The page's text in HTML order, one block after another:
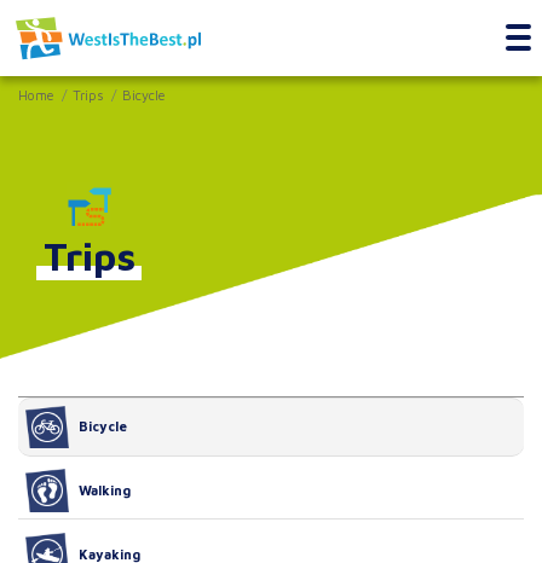
Home Trips Bicycle
Trips
Bicycle
Walking
Kayaking